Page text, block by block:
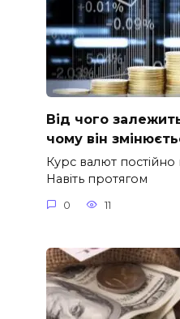
Від чого
чому він
Курс валют постійно
Навіть протягом
0 11